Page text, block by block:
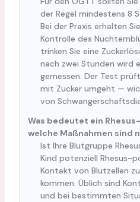
der Regel mindestens 8
Bei der Praxis erhalten
Kontrolle des
trinken Sie eine
nach zwei Stunden wird
gemessen. Der Test
mit Zucker umgeht —
von
Was bedeutet ein
welche Maßnahmen sind
Ist Ihre Blutgruppe
Kind potenziell Rhesus-
Kontakt von Blutzellen
kommen. Üblich sind
und bei bestimmten